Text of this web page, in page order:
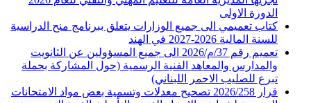
الدورة الاولى
كتاب تعميمي الى جميع الوزارات يتعلق ببرنامج منح الدراسية
للسنة المالية 2026-2027 في الهند
تعميم رقم 37/م/2026 الى جميع المسؤولين عن الثانويت
والمدارس والمعاهد الفنية الرسمية (حول المشاركة بحملة
تبرع للصليب الاحمر اللبناني)
قرار 2026/258 تصحيح معدلات وتسمية بعض مواد الامتحانات